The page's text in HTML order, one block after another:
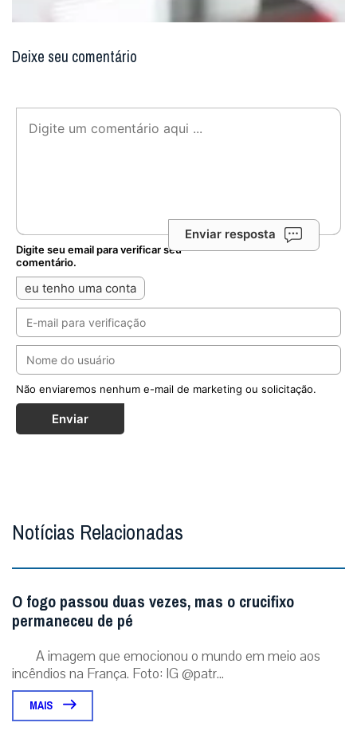
Deixe seu comentário
Enviar resposta
Digite seu email para verificar seu
comentário.
eu tenho uma conta
Não enviaremos nenhum e-mail de marketing ou solicitação.
Enviar
Notícias Relacionadas
O fogo passou duas vezes, mas o crucifixo
permaneceu de pé
A imagem que emocionou o mundo em meio aos
incêndios na França. Foto: IG @patr...
MAIS